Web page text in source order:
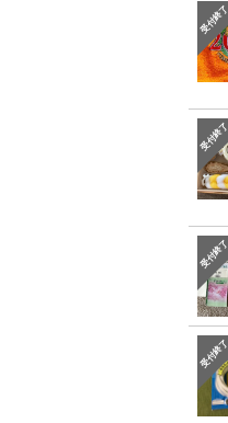
受付
受付
受付
受付